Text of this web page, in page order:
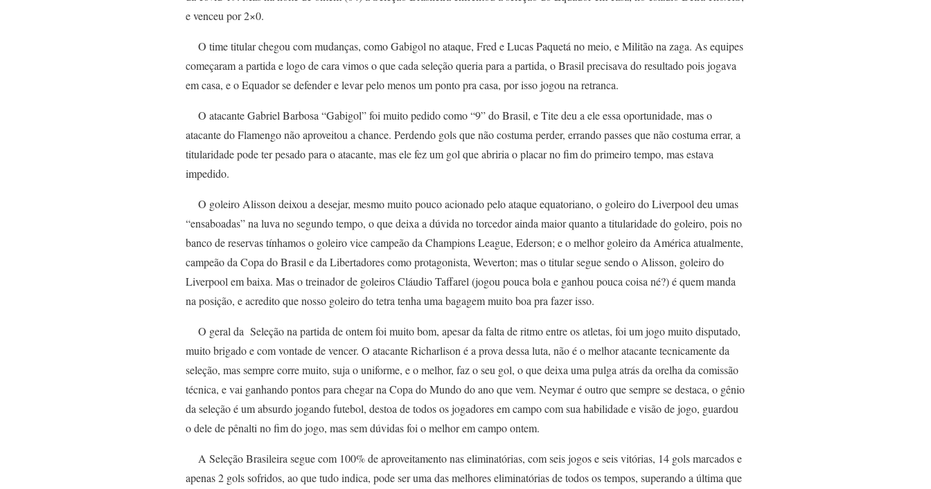
e venceu por 2×0.
O time titular chegou com mudanças, como Gabigol no ataque, Fred e Lucas Paquetá no meio, e Militão na zaga. As equipes
começaram a partida e logo de cara vimos o que cada seleção queria para a partida, o Brasil precisava do resultado pois jogava
em casa, e o Equador se defender e levar pelo menos um ponto pra casa, por isso jogou na retranca.
O atacante Gabriel Barbosa “Gabigol” foi muito pedido como “9” do Brasil, e Tite deu a ele essa oportunidade, mas o
atacante do Flamengo não aproveitou a chance. Perdendo gols que não costuma perder, errando passes que não costuma errar, a
titularidade pode ter pesado para o atacante, mas ele fez um gol que abriria o placar no fim do primeiro tempo, mas estava
impedido.
O goleiro Alisson deixou a desejar, mesmo muito pouco acionado pelo ataque equatoriano, o goleiro do Liverpool deu umas
“ensaboadas” na luva no segundo tempo, o que deixa a dúvida no torcedor ainda maior quanto a titularidade do goleiro, pois no
banco de reservas tínhamos o goleiro vice campeão da Champions League, Ederson; e o melhor goleiro da América atualmente,
campeão da Copa do Brasil e da Libertadores como protagonista, Weverton; mas o titular segue sendo o Alisson, goleiro do
Liverpool em baixa. Mas o treinador de goleiros Cláudio Taffarel (jogou pouca bola e ganhou pouca coisa né?) é quem manda
na posição, e acredito que nosso goleiro do tetra tenha uma bagagem muito boa pra fazer isso.
O geral da Seleção na partida de ontem foi muito bom, apesar da falta de ritmo entre os atletas, foi um jogo muito disputado,
muito brigado e com vontade de vencer. O atacante Richarlison é a prova dessa luta, não é o melhor atacante tecnicamente da
seleção, mas sempre corre muito, suja o uniforme, e o melhor, faz o seu gol, o que deixa uma pulga atrás da orelha da comissão
técnica, e vai ganhando pontos para chegar na Copa do Mundo do ano que vem. Neymar é outro que sempre se destaca, o gênio
da seleção é um absurdo jogando futebol, destoa de todos os jogadores em campo com sua habilidade e visão de jogo, guardou
o dele de pênalti no fim do jogo, mas sem dúvidas foi o melhor em campo ontem.
A Seleção Brasileira segue com 100% de aproveitamento nas eliminatórias, com seis jogos e seis vitórias, 14 gols marcados e
apenas 2 gols sofridos, ao que tudo indica, pode ser uma das melhores eliminatórias de todos os tempos, superando a última que